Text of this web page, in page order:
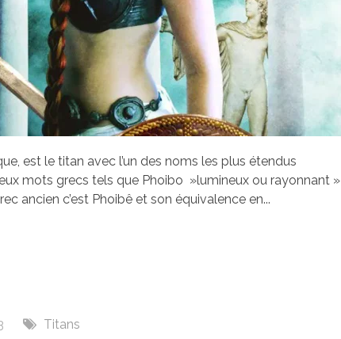
est le titan avec l’un des noms les plus étendus
mots grecs tels que Phoibo »lumineux ou rayonnant »
ancien c’est Phoibê et son équivalence en...
Titans